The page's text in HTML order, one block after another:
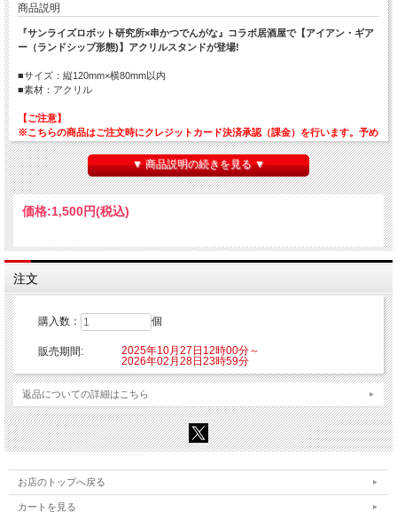
商品説明
『サンライズロボット研究所×串かつでんがな』コラボ居酒屋で【アイアン・ギア
ー（ランドシップ形態)】アクリルスタンドが登場!
■サイズ：縦120mm×横80mm以内
■素材：アクリル
【ご注意】
※こちらの商品はご注文時にクレジットカード決済承認（課金）を行います。予め
ご了承ください。
※他の商品を一緒にご購入した場合もご注文時にカード決済承認（課金）を行いま
す。
※受注生産商品のため、お申込み後のキャンセルはできません。予めご了承くださ
い。
※他商品と一緒に購入した場合、予約商品と一緒に発送となります。
©創通・サンライズ
▼ 商品説明の続きを見る ▼
価格:1,500円(税込)
注文
購入数： 個
販売期間:
2025年10月27日12時00分～
2026年02月28日23時59分
返品についての詳細はこちら
お店のトップへ戻る
カートを見る